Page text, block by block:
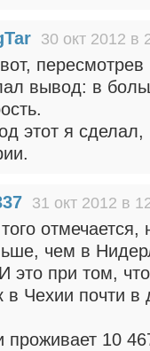
30 окт 2012 в
вывод: в
этот я сделал,
31 окт 2012 в
отмечается,
чем в
это при том,
в Чехии почти
проживает 10